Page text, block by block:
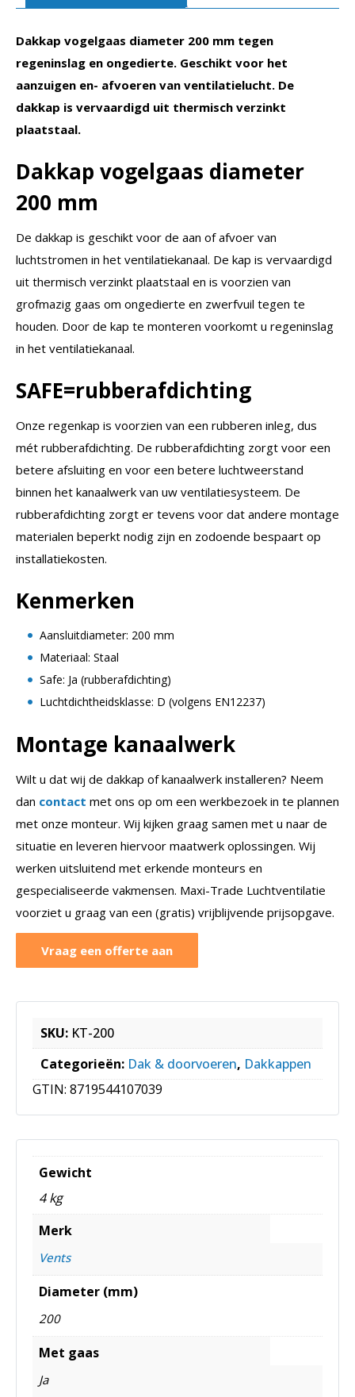
Dakkap vogelgaas diameter 200 mm tegen
regeninslag en ongedierte. Geschikt voor het
aanzuigen en- afvoeren van ventilatielucht. De
dakkap is vervaardigd uit thermisch verzinkt
plaatstaal.
Dakkap vogelgaas diameter
200 mm
De dakkap is geschikt voor de aan of afvoer van
luchtstromen in het ventilatiekanaal. De kap is vervaardigd
uit thermisch verzinkt plaatstaal en is voorzien van
grofmazig gaas om ongedierte en zwerfvuil tegen te
houden. Door de kap te monteren voorkomt u regeninslag
in het ventilatiekanaal.
SAFE=rubberafdichting
Onze regenkap is voorzien van een rubberen inleg, dus
mét rubberafdichting. De rubberafdichting zorgt voor een
betere afsluiting en voor een betere luchtweerstand
binnen het kanaalwerk van uw ventilatiesysteem. De
rubberafdichting zorgt er tevens voor dat andere montage
materialen beperkt nodig zijn en zodoende bespaart op
installatiekosten.
Kenmerken
Aansluitdiameter: 200 mm
Materiaal: Staal
Safe: Ja (rubberafdichting)
Luchtdichtheidsklasse: D (volgens EN12237)
Montage kanaalwerk
Wilt u dat wij de dakkap of kanaalwerk installeren? Neem
dan contact met ons op om een werkbezoek in te plannen
met onze monteur. Wij kijken graag samen met u naar de
situatie en leveren hiervoor maatwerk oplossingen. Wij
werken uitsluitend met erkende monteurs en
gespecialiseerde vakmensen. Maxi-Trade Luchtventilatie
voorziet u graag van een (gratis) vrijblijvende prijsopgave.
Vraag een offerte aan
SKU: KT-200
Categorieën: Dak & doorvoeren, Dakkappen
GTIN: 8719544107039
Gewicht
4 kg
Merk
Vents
Diameter (mm)
200
Met gaas
Ja